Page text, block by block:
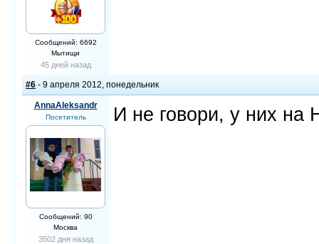
Сообщений: 6692
Мытищи
45 дней назад
#6 - 9 апреля 2012, понедельник
AnnaAleksandr
Посетитель
Сообщений: 90
Москва
3502 дня назад
И не говори, у них на